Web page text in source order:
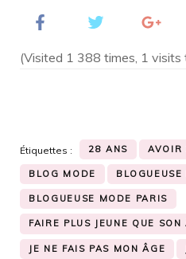
(Visited 1 388 times, 1 visits
Étiquettes : 28 ANS AVOIR
BLOG MODE BLOGUEUSE
BLOGUEUSE MODE PARIS
FAIRE PLUS JEUNE QUE SON
JE NE FAIS PAS MON ÂGE